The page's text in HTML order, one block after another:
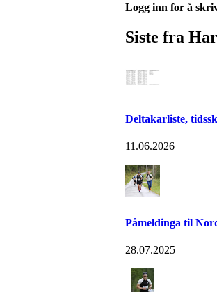
Logg inn for å
Siste fra
Deltakarliste,
11.06.2026
Påmeldinga til
28.07.2025